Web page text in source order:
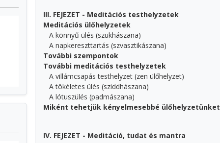
III. FEJEZET - Meditációs testhelyzetek
Meditációs ülőhelyzetek
A könnyű ülés (szukhászana)
A napkereszttartás (szvasztikászana)
További szempontok
További meditációs testhelyzetek
A villámcsapás testhelyzet (zen ülőhelyzet)
A tökéletes ülés (sziddhászana)
A lótuszülés (padmászana)
Miként tehetjük kényelmesebbé ülőhelyzetünket
IV. FEJEZET - Meditáció, tudat és mantra